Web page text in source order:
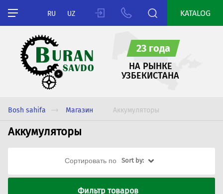
RU UZ KATALOG
23 года
НА РЫНКЕ
УЗБЕКИСТАНА
Bosh sahifa Магазин Аккумуляторы
Аккумуляторы
Фильтр товаров
Сортировать по Sort by: